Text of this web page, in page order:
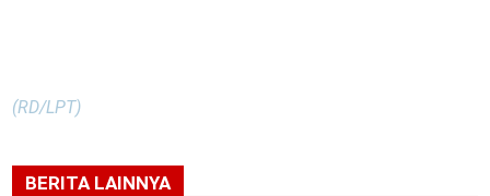
(RD/LPT)
BERITA LAINNYA